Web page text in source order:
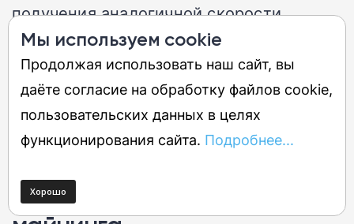
получения аналогичной скорости
хеширования при майнинге, хотя и по
более низкой цене за один графический
процессор.
5. Nvidia GeForce RTX 5090
графический процессор для
Мы используем cookie
Продолжая использовать наш сайт, вы
даёте согласие на обработку файлов cookie,
пользовательских данных в целях
функционирования сайта. Подробнее...